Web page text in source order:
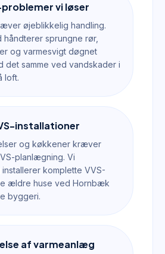
vi løser
øjeblikkelig handling.
håndterer sprungne rør,
og varmesvigt døgnet
det samme ved vandskader i
loft.
installationer
og køkkener kræver
planlægning. Vi
komplette VVS-
ældre huse ved Hornbæk
byggeri.
af varmeanlæg